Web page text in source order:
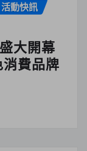
活動快訊
大開幕
費品牌